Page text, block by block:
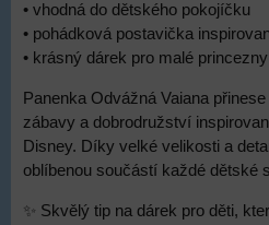
• vhodná do dětského pokojíčku
• pohádková postavička
• krásný dárek pro malé princezny
Panenka Odvážná Vaiana
zábavy a dobrodružství
Disney. Díky velké velikosti a
oblíbenou součástí každé dětské
✨ Skvělý tip na dárek pro děti,